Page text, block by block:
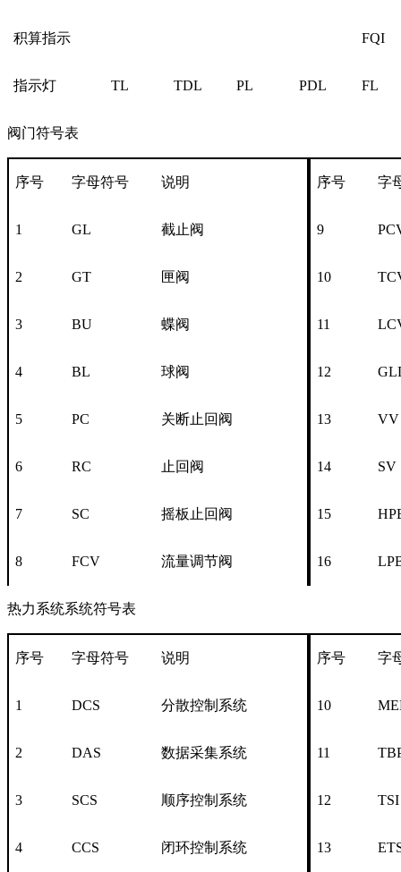
积算指示 FQI
指示灯 TL TDL PL PDL FL
阀门符号表
序号 字母符号 说明 序号 字
1 GL 截止阀 9
2 GT 匣阀 10
3 BU 蝶阀 11
4 BL 球阀 12
5 PC 关断止回阀 13 VV
6 RC 止回阀 14 SV
7 SC 摇板止回阀 15
8 FCV 流量调节阀 16
热力系统系统符号表
序号 字母符号 说明 序号 字
1 DCS 分散控制系统 10
2 DAS 数据采集系统 11
3 SCS 顺序控制系统 12 TSI
4 CCS 闭环控制系统 13